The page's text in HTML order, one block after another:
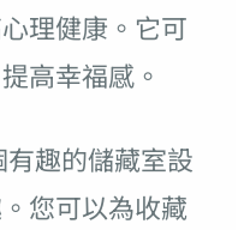
理健康。它可
高幸福感。
有趣的儲藏室設
您可以為收藏